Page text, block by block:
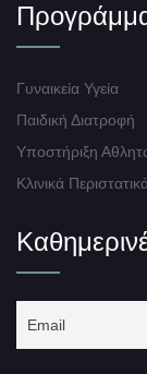
Γυναικεία Υγεία
Παιδική Διατροφή
Υποστήριξη
Κλινικά